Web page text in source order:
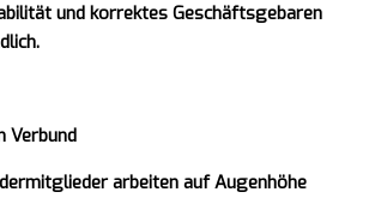
und korrektes Geschäftsgebaren
Verbund
arbeiten auf Augenhöhe